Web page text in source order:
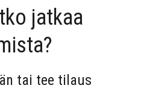
jat­kaa
tai tee tilaus